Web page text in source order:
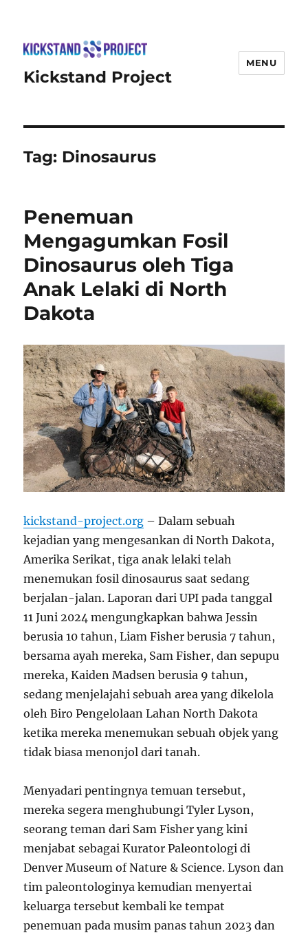
Kickstand Project
MENU
Tag: Dinosaurus
Penemuan
Mengagumkan Fosil
Dinosaurus oleh Tiga
Anak Lelaki di North
Dakota
kickstand-project.org – Dalam sebuah
kejadian yang mengesankan di North Dakota,
Amerika Serikat, tiga anak lelaki telah
menemukan fosil dinosaurus saat sedang
berjalan-jalan. Laporan dari UPI pada tanggal
11 Juni 2024 mengungkapkan bahwa Jessin
berusia 10 tahun, Liam Fisher berusia 7 tahun,
bersama ayah mereka, Sam Fisher, dan sepupu
mereka, Kaiden Madsen berusia 9 tahun,
sedang menjelajahi sebuah area yang dikelola
oleh Biro Pengelolaan Lahan North Dakota
ketika mereka menemukan sebuah objek yang
tidak biasa menonjol dari tanah.
Menyadari pentingnya temuan tersebut,
mereka segera menghubungi Tyler Lyson,
seorang teman dari Sam Fisher yang kini
menjabat sebagai Kurator Paleontologi di
Denver Museum of Nature & Science. Lyson dan
tim paleontologinya kemudian menyertai
keluarga tersebut kembali ke tempat
penemuan pada musim panas tahun 2023 dan